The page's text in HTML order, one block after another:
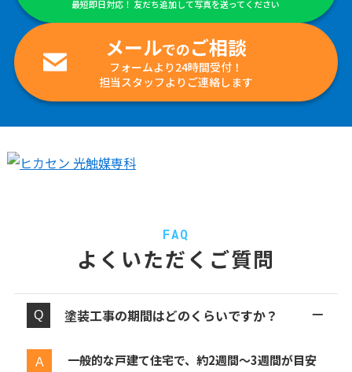
最短即日対応！ 友だち追加して写真を送ってください
メールでのご相談
フォームより24時間受付！
担当スタッフよりご連絡します
FAQ
よくいただくご質問
塗装工事の期間はどのくらいですか？
一般的な戸建て住宅で、約2週間〜3週間が目安